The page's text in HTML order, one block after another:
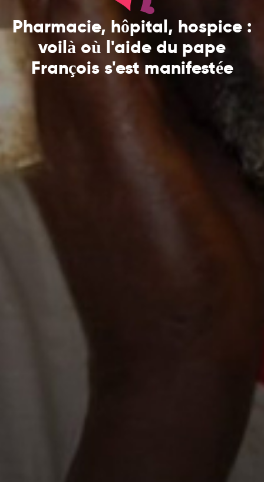
Pharmacie, hôpital, hospice :
voilà où l'aide du pape
François s'est manifestée